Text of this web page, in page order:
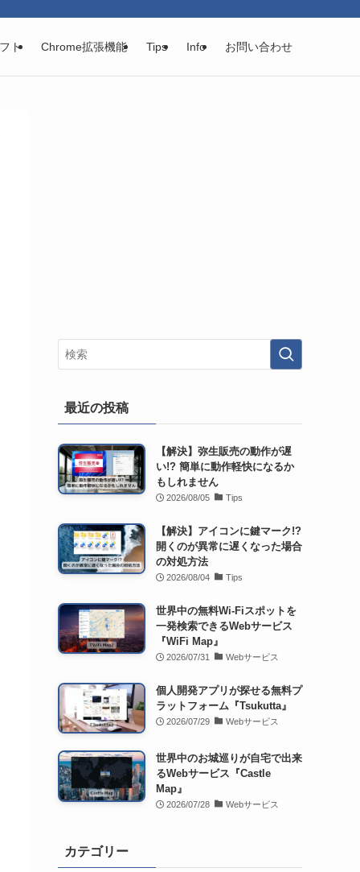
ト Chrome拡張機能 Tips Info お問い合わせ
最近の投稿
【解決】弥生販売の動作が遅
い!? 簡単に動作軽快になるか
もしれません
2026/08/05 Tips
【解決】アイコンに鍵マーク!?
開くのが異常に遅くなった場合
の対処方法
2026/08/04 Tips
世界中の無料Wi-Fiスポットを
一発検索できるWebサービス
『WiFi Map』
2026/07/31 Webサービス
個人開発アプリが探せる無料プ
ラットフォーム『Tsukutta』
2026/07/29 Webサービス
世界中のお城巡りが自宅で出来
るWebサービス『Castle
Map』
2026/07/28 Webサービス
カテゴリー